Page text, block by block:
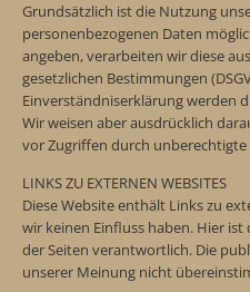
Grundsätzlich ist die Nutzung
personenbezogenen Daten
angeben, verarbeiten wir diese
gesetzlichen Bestimmungen
Einverständniserklärung werden
Wir weisen aber ausdrücklich
vor Zugriffen durch
LINKS ZU EXTERNEN WEBSITES
Diese Website enthält Links zu
wir keinen Einfluss haben. Hier
der Seiten verantwortlich. Die
unserer Meinung nicht